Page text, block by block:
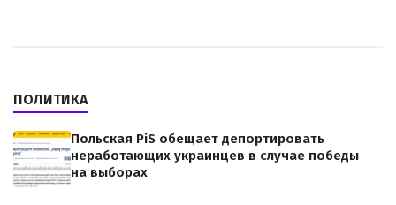
ПОЛИТИКА
Польская PiS обещает депортировать
неработающих украинцев в случае победы
на выборах